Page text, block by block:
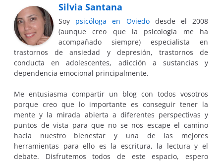
Silvia Santana
Soy psicóloga en Oviedodesde el 2008
(aunque creo que la psicología me ha
acompañado siempre) especialista en
trastornos de ansiedad y depresión, trastornos de
conducta en adolescentes, adicción a sustancias y
dependencia emocional principalmente.
Me entusiasma compartir un blog con todos vosotros
porque creo que lo importante es conseguir tener la
mente y la mirada abierta a diferentes perspectivas y
puntos de vista para que no se nos escape el camino
hacia nuestro bienestar y una de las mejores
herramientas para ello es la escritura, la lectura y el
debate. Disfrutemos todos de este espacio, espero